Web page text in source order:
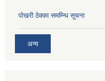
पोखरी ठेक्का समम्न्धि सूचना
अन्य